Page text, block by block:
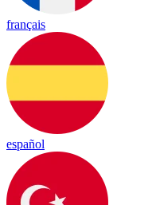
français
español